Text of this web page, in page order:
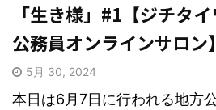
「生き様」#1【ジチタ
公務員オンラインサロン】
5月 30, 2024
本日は6月7日に行われる地方